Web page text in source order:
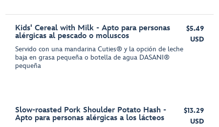
Kids' Cereal with Milk - Apto para personas
alérgicas al pescado o moluscos
Servido con una mandarina Cuties® y la opción de leche
baja en grasa pequeña o botella de agua DASANI®
pequeña
$5.49
USD
Slow-roasted Pork Shoulder Potato Hash -
Apto para personas alérgicas a los lácteos
$13.29
USD